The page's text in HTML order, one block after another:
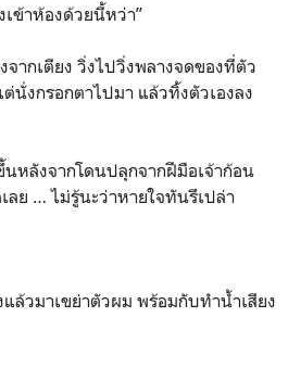
ข้าห้องด้วยนี้หว่า”
ากเตียง วิ่งไปวิ่งพลางจดของที่ตัว
นั่งกรอกตาไปมา แล้วทิ้งตัวเองลง
ลังจากโดนปลุกจากฝีมือเจ้าก้อน
ย … ไม่รู้นะว่าหายใจทันรึเปล่า
ล้วมาเขย่าตัวผม พร้อมกับทำน้ำเสียง